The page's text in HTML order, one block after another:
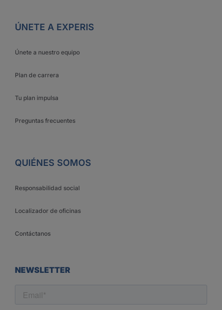
ÚNETE A EXPERIS
Únete a nuestro equipo
Plan de carrera
Tu plan impulsa
Preguntas frecuentes
QUIÉNES SOMOS
Responsabilidad social
Localizador de oficinas
Contáctanos
NEWSLETTER